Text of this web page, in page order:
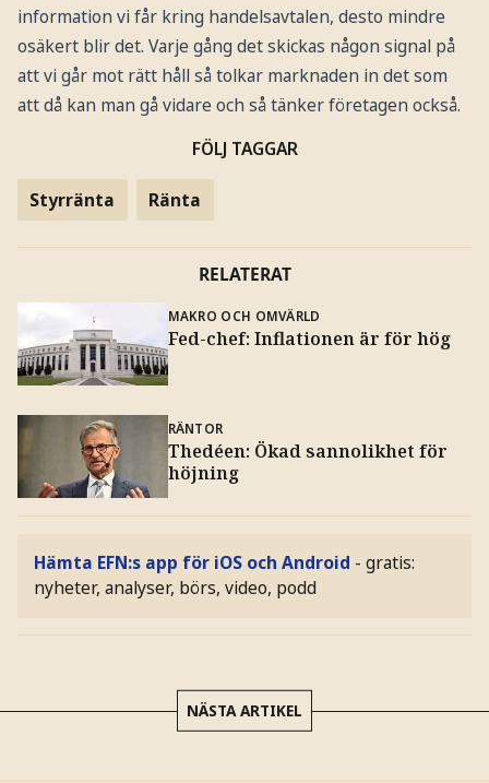
information vi får kring handelsavtalen, desto mindre
osäkert blir det. Varje gång det skickas någon signal på
att vi går mot rätt håll så tolkar marknaden in det som
att då kan man gå vidare och så tänker företagen också.
FÖLJ TAGGAR
Styrränta Ränta
RELATERAT
MAKRO OCH OMVÄRLD
Fed-chef: Inflationen är för hög
RÄNTOR
Thedéen: Ökad sannolikhet för
höjning
Hämta EFN:s app för iOS och Android - gratis:
nyheter, analyser, börs, video, podd
NÄSTA ARTIKEL